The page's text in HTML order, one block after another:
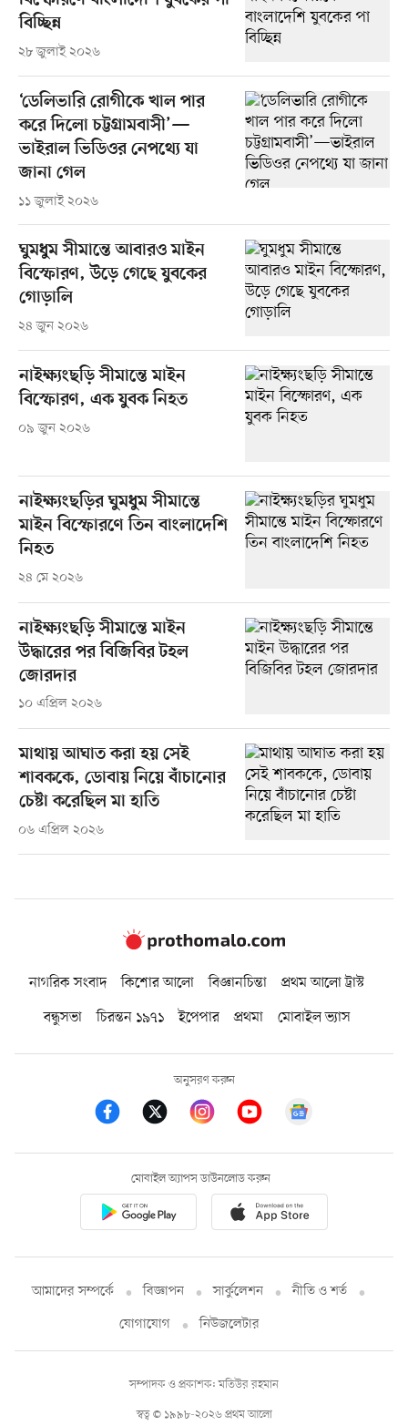
বিচ্ছিন্ন
২৮ জুলাই ২০২৬
‘ডেলিভারি রোগীকে খাল পার
করে দিলো চট্টগ্রামবাসী’—
ভাইরাল ভিডিওর নেপথ্যে যা
জানা গেল
১১ জুলাই ২০২৬
ঘুমধুম সীমান্তে আবারও মাইন
বিস্ফোরণ, উড়ে গেছে যুবকের
গোড়ালি
২৪ জুন ২০২৬
নাইক্ষ্যংছড়ি সীমান্তে মাইন
বিস্ফোরণ, এক যুবক নিহত
০৯ জুন ২০২৬
নাইক্ষ্যংছড়ির ঘুমধুম সীমান্তে
মাইন বিস্ফোরণে তিন বাংলাদেশি
নিহত
২৪ মে ২০২৬
নাইক্ষ্যংছড়ি সীমান্তে মাইন
উদ্ধারের পর বিজিবির টহল
জোরদার
১০ এপ্রিল ২০২৬
মাথায় আঘাত করা হয় সেই
শাবককে, ডোবায় নিয়ে বাঁচানোর
চেষ্টা করেছিল মা হাতি
০৬ এপ্রিল ২০২৬
নাগরিক সংবাদ কিশোর আলো বিজ্ঞানচিন্তা
প্রথম আলো ট্রাস্ট
বন্ধুসভা
চিরন্তন ১৯৭১ ইপেপার প্রথমা মোবাইল ভ্যাস
অনুসরণ করুন
মোবাইল অ্যাপস ডাউনলোড করুন
আমাদের সম্পর্কে বিজ্ঞাপন সার্কুলেশন
নীতি ও শর্ত
যোগাযোগ
নিউজলেটার
স্বত্ব © ১৯৯৮-২০২৬ প্রথম আলো
সম্পাদক ও প্রকাশক: মতিউর রহমান